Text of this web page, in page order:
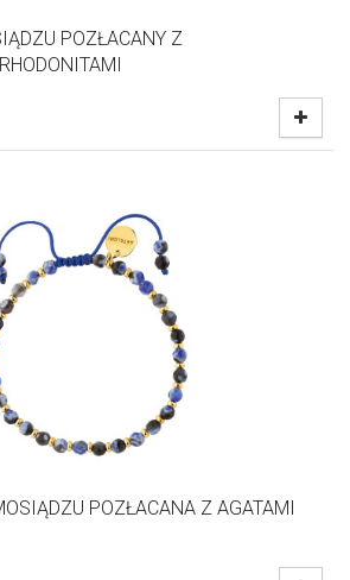
POZŁACANY Z
POZŁACANA Z AGATAMI